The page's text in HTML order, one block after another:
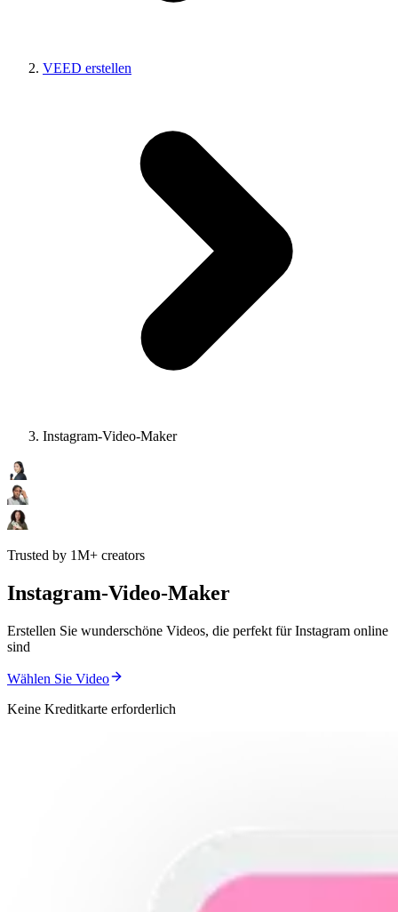
VEED erstellen
Instagram-Video-Maker
Trusted by 1M+ creators
Instagram-Video-Maker
Erstellen Sie wunderschöne Videos, die perfekt für Instagram online
sind
Wählen Sie Video
Keine Kreditkarte erforderlich